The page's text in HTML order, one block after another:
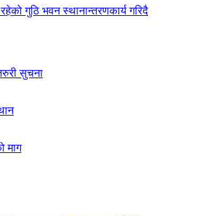
गुठि भवन स्थानान्तरणकार्य गरिदै
सुचना
माग